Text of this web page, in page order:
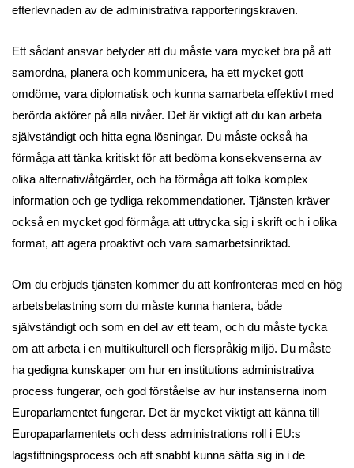
efterlevnaden av de administrativa rapporteringskraven.
Ett sådant ansvar betyder att du måste vara mycket bra på att
samordna, planera och kommunicera, ha ett mycket gott
omdöme, vara diplomatisk och kunna samarbeta effektivt med
berörda aktörer på alla nivåer. Det är viktigt att du kan arbeta
självständigt och hitta egna lösningar. Du måste också ha
förmåga att tänka kritiskt för att bedöma konsekvenserna av
olika alternativ/åtgärder, och ha förmåga att tolka komplex
information och ge tydliga rekommendationer. Tjänsten kräver
också en mycket god förmåga att uttrycka sig i skrift och i olika
format, att agera proaktivt och vara samarbetsinriktad.
Om du erbjuds tjänsten kommer du att konfronteras med en hög
arbetsbelastning som du måste kunna hantera, både
självständigt och som en del av ett team, och du måste tycka
om att arbeta i en multikulturell och flerspråkig miljö. Du måste
ha gedigna kunskaper om hur en institutions administrativa
process fungerar, och god förståelse av hur instanserna inom
Europarlamentet fungerar. Det är mycket viktigt att känna till
Europaparlamentets och dess administrations roll i EU:s
lagstiftningsprocess och att snabbt kunna sätta sig in i de